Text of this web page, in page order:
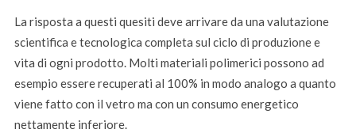
La risposta a questi quesiti deve arrivare da una valutazione
scientifica e tecnologica completa sul ciclo di produzione e
vita di ogni prodotto. Molti materiali polimerici possono ad
esempio essere recuperati al 100% in modo analogo a quanto
viene fatto con il vetro ma con un consumo energetico
nettamente inferiore.